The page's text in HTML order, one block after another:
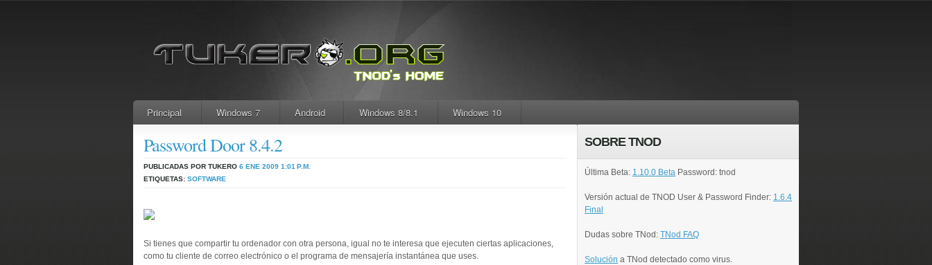
Principal Windows 7 Android Windows 8/8.1 Windows 10
Password Door 8.4.2
PUBLICADAS POR TUKERO 6 ENE 2009 1:01 P.M.
ETIQUETAS: SOFTWARE
Si tienes que compartir tu ordenador con otra persona, igual no te interesa que ejecuten ciertas aplicaciones,
como tu cliente de correo electrónico o el programa de mensajería instantánea que uses.
SOBRE TNOD
Última Beta: 1.10.0 Beta Password: tnod
Versión actual de TNOD User & Password Finder: 1.6.4
Final
Dudas sobre TNod: TNod FAQ
Solución a TNod detectado como virus.